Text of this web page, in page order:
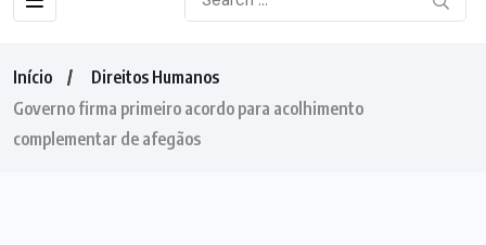
Início
Direitos Humanos
Governo firma primeiro acordo para acolhimento
complementar de afegãos